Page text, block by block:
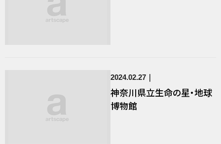
2024.02.27
神奈川県立生命の星・地球
博物館